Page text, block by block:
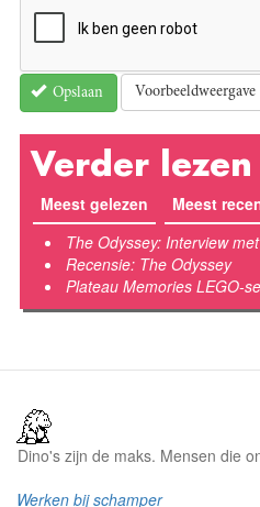
Opslaan Voorbeeldweergave
Verder lezen
Meest gelezen Meest
The Odyssey: Interview
Recensie: The Odyssey
Plateau Memories LEGO-
Dino's zijn de maks. Mensen die
Werken bij schamper